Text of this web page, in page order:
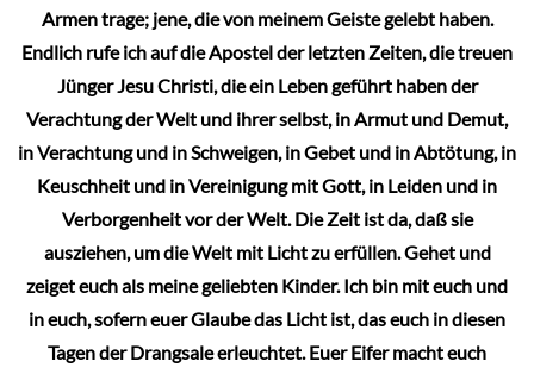
Armen trage; jene, die von meinem Geiste gelebt haben.
Endlich rufe ich auf die Apostel der letzten Zeiten, die treuen
Jünger Jesu Christi, die ein Leben geführt haben der
Verachtung der Welt und ihrer selbst, in Armut und Demut,
in Verachtung und in Schweigen, in Gebet und in Abtötung, in
Keuschheit und in Vereinigung mit Gott, in Leiden und in
Verborgenheit vor der Welt. Die Zeit ist da, daß sie
ausziehen, um die Welt mit Licht zu erfüllen. Gehet und
zeiget euch als meine geliebten Kinder. Ich bin mit euch und
in euch, sofern euer Glaube das Licht ist, das euch in diesen
Tagen der Drangsale erleuchtet. Euer Eifer macht euch